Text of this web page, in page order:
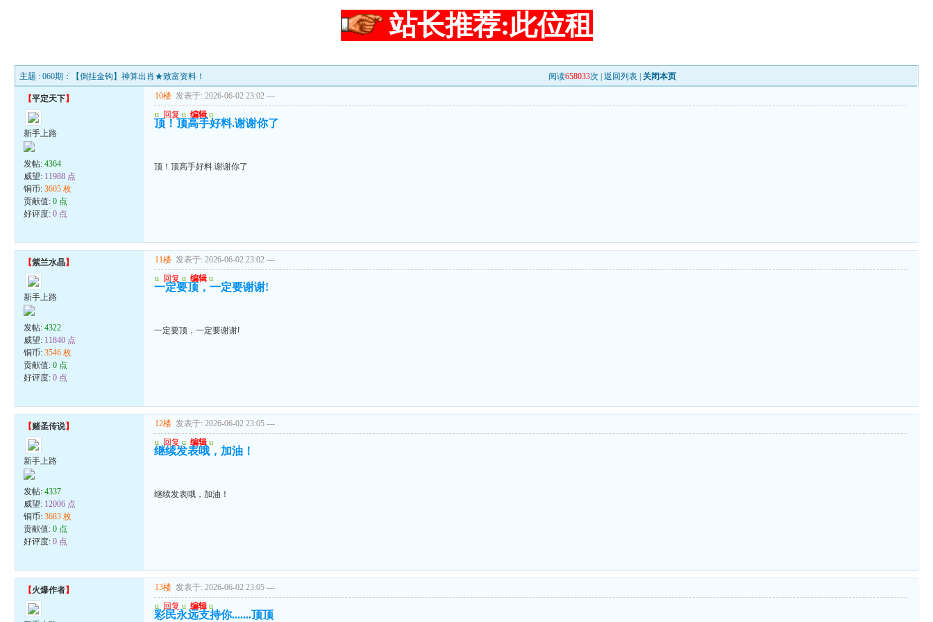
站长推荐:此位租
主题 : 060期：【倒挂金钩】神算出肖★致富资料！ 阅读658033次 |返回列表 关闭本页
【平定天下】
新手上路
发帖:4364
威望: 11988 点
铜币:3605 枚
贡献值:0 点
好评度:0 点
10楼 发表于: 2026-06-02 23:02 ---
u 回复 u 编辑 u
顶！顶高手好料.谢谢你了
顶！顶高手好料.谢谢你了
【紫兰水晶】
新手上路
发帖:4322
威望: 11840 点
铜币:3546 枚
贡献值:0 点
好评度:0 点
11楼 发表于: 2026-06-02 23:02 ---
u 回复 u 编辑 u
一定要顶，一定要谢谢!
一定要顶，一定要谢谢!
【赌圣传说】
新手上路
发帖:4337
威望: 12006 点
铜币:3683 枚
贡献值:0 点
好评度:0 点
12楼 发表于: 2026-06-02 23:05 ---
u 回复 u 编辑 u
继续发表哦，加油！
继续发表哦，加油！
【火爆作者】 13楼 发表于: 2026-06-02 23:05 ---
u 回复 u 编辑 u
彩民永远支持你.......顶顶